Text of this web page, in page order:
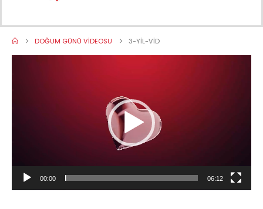
DOĞUM GÜNÜ VIDEOSU 3-YIL-VID
00:00 06:12